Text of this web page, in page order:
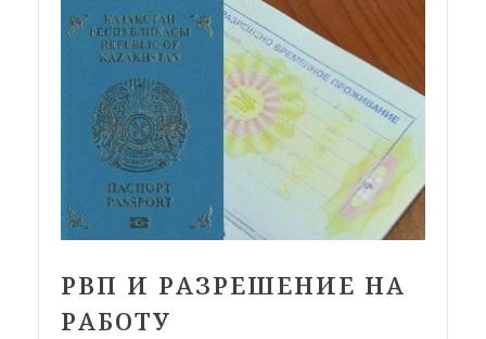
РВП И РАЗРЕШЕНИЕ НА
РАБОТУ